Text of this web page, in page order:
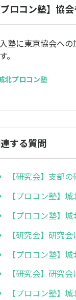
プロコン塾】協
塾に東京協会への
。
北プロコン塾
する質問
【研究会】支部
【プロコン塾】
【プロコン塾】
【研究会】研究
【プロコン塾】
【研究会】研究
【プロコン塾】